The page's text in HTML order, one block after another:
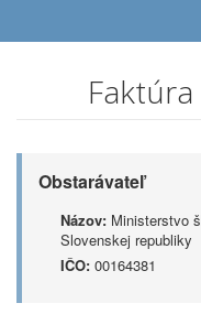
Obstarávateľ
Názov: Ministerstvo
Slovenskej republiky
IČO: 00164381